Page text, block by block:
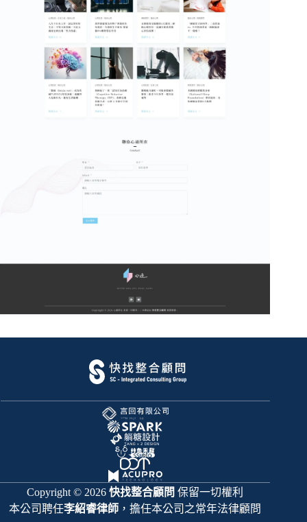
Copyright © 2026快找整合顧問 保留一切權利
本公司聘任李紹睿律師 ，擔任本公司之常年法律顧問